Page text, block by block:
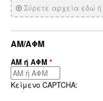
Σύρετε αρχεία εδώ ή
ΑΜ/ΑΦΜ
ΑΜ ή ΑΦΜ *
Κείμενο CAPTCHA: